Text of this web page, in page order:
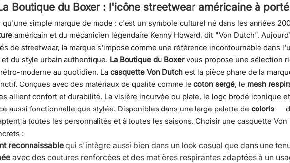
Boutique du Boxer : l'icône streetwear américaine à
simple marque de mode : c'est un symbole culturel né dans les années
américain et du mécanicien légendaire Kenny Howard, dit "Von Dutch".
de streetwear, la marque s'impose comme une référence incontournable dans
du style urbain authentique. La Boutique du Boxervous propose une sélection
moderne au quotidien. La casquette Von Dutch est la pièce phare de la
Conçues avec des matériaux de qualité comme le coton sergé, le mesh
allient confort et durabilité. La visière incurvée ou plate, le logo brodé iconique
aussi fonctionnelle que stylée. Disponibles dans une large palette de coloris —
à toutes les personnalités et à toutes les saisons. Choisir une casquette
:
reconnaissable qui s'intègre aussi bien dans un look casual que dans une
avec des coutures renforcées et des matières respirantes adaptées à un